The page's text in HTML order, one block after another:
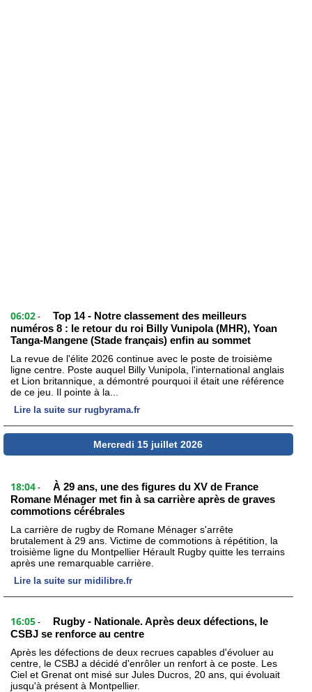
06:02 -
Top 14 - Notre classement des meilleurs
numéros 8 : le retour du roi Billy Vunipola (MHR), Yoan
Tanga-Mangene (Stade français) enfin au sommet
La revue de l'élite 2026 continue avec le poste de troisième
ligne centre. Poste auquel Billy Vunipola, l'international anglais
et Lion britannique, a démontré pourquoi il était une référence
de ce jeu. Il pointe à la...
Lire la suite sur rugbyrama.fr
Mercredi 15 juillet 2026
18:04 -
À 29 ans, une des figures du XV de France
Romane Ménager met fin à sa carrière après de graves
commotions cérébrales
La carrière de rugby de Romane Ménager s'arrête
brutalement à 29 ans. Victime de commotions à répétition, la
troisième ligne du Montpellier Hérault Rugby quitte les terrains
après une remarquable carrière.
Lire la suite sur midilibre.fr
16:05 -
Rugby - Nationale. Après deux défections, le
CSBJ se renforce au centre
Après les défections de deux recrues capables d'évoluer au
centre, le CSBJ a décidé d'enrôler un renfort à ce poste. Les
Ciel et Grenat ont misé sur Jules Ducros, 20 ans, qui évoluait
jusqu'à présent à Montpellier.